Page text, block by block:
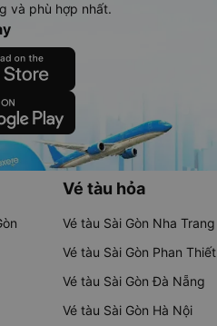
và phù hợp nhất.
Vé tàu hỏa
Vé tàu Sài Gòn Nha Trang
Vé tàu Sài Gòn Phan Thiết
Vé tàu Sài Gòn Đà Nẵng
Vé tàu Sài Gòn Hà Nội